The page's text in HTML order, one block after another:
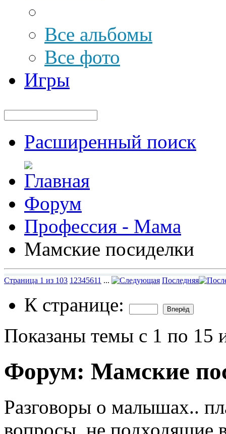
Все альбомы
Все фото
Игры
Расширенный поиск
Форум
Профессия - Мама
Мамские посиделки
Страница 1 из 103 1 2345611 ... Последняя
К странице:
Показаны темы с 1 по 15
Форум: Мамские
Разговоры о малышах..